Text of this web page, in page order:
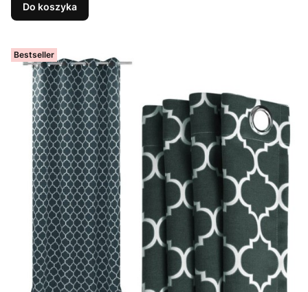
Do koszyka
Bestseller